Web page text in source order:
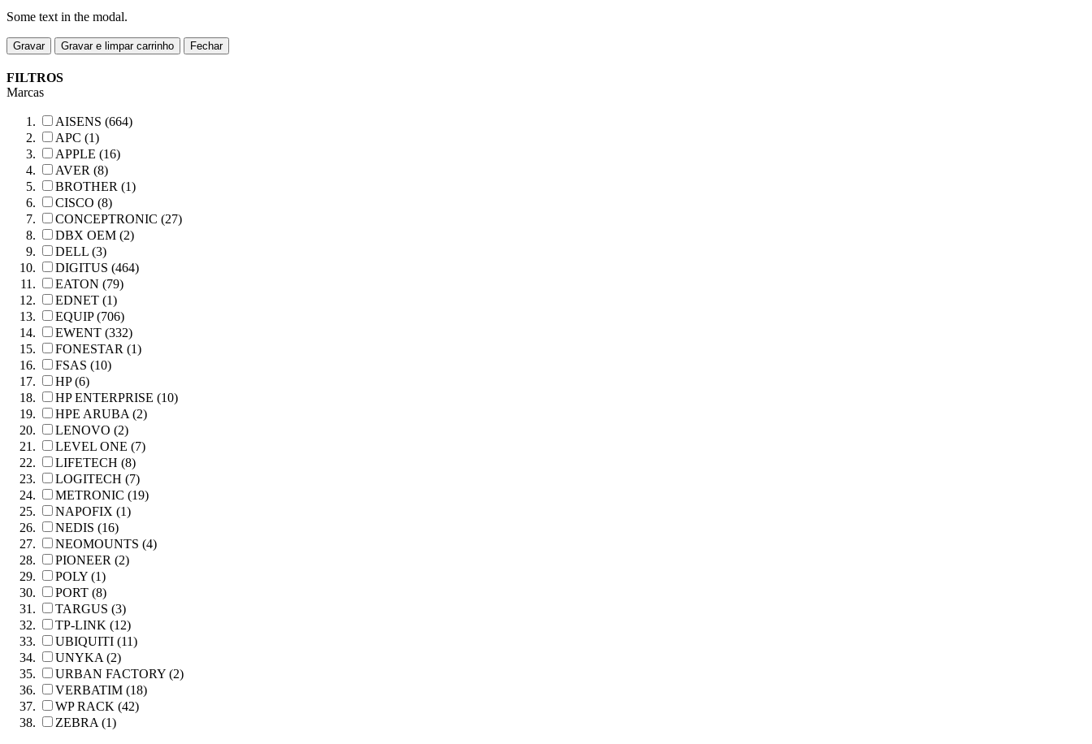
Some text in the modal.
Gravar Gravar e limpar carrinho Fechar
FILTROS
Marcas
AISENS (664)
APC (1)
APPLE (16)
AVER (8)
BROTHER (1)
CISCO (8)
CONCEPTRONIC (27)
DBX OEM (2)
DELL (3)
DIGITUS (464)
EATON (79)
EDNET (1)
EQUIP (706)
EWENT (332)
FONESTAR (1)
FSAS (10)
HP (6)
HP ENTERPRISE (10)
HPE ARUBA (2)
LENOVO (2)
LEVEL ONE (7)
LIFETECH (8)
LOGITECH (7)
METRONIC (19)
NAPOFIX (1)
NEDIS (16)
NEOMOUNTS (4)
PIONEER (2)
POLY (1)
PORT (8)
TARGUS (3)
TP-LINK (12)
UBIQUITI (11)
UNYKA (2)
URBAN FACTORY (2)
VERBATIM (18)
WP RACK (42)
ZEBRA (1)